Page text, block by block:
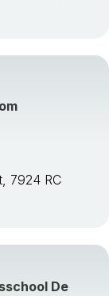
7924 RC
De